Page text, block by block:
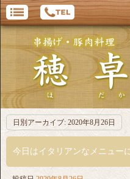
日別アーカイブ: 2020年8月26日
今日はイタリアンなメニュー